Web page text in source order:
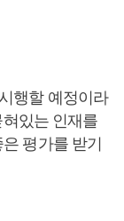
행할 예정이라
있는 인재를
평가를 받기